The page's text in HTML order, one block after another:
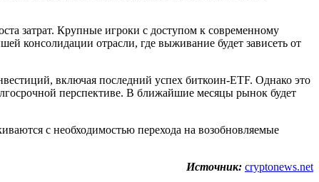
затрат. Крупные игроки с доступом к современному
консолидации отрасли, где выживание будет зависеть от
включая последний успех биткоин-ETF. Однако это
перспективе. В ближайшие месяцы рынок будет
с необходимостью перехода на возобновляемые
Источник: cryptonews.net